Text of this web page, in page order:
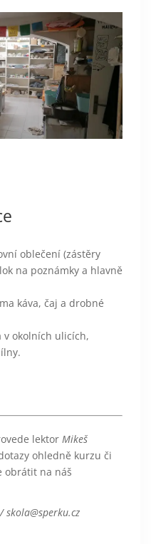
oblečení (zástěry
na poznámky a hlavně
káva, čaj a drobné
v okolních ulicích,
lektor Mikeš
ohledně kurzu či
obrátit na náš
skola@sperku.cz